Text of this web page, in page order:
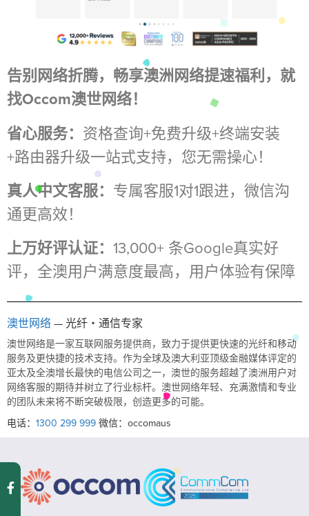
告别网络折腾，畅享澳洲网络提速福利，就
找Occom澳世网络！
省心服务： 资格查询+免费升级+终端安装
+路由器升级一站式支持，您无需操心！
真人中文客服： 专属客服1对1跟进，微信沟
通更高效！
上万好评认证： 13,000+ 条Google真实好
评，全澳用户满意度最高，用户体验有保障
澳世网络— 光纤・通信专家
澳世网络是一家互联网服务提供商，致力于提供更快速的光纤和移动
服务及更快捷的技术支持。作为全球及澳大利亚顶级金融媒体评定的
亚太及全澳增长最快的电信公司之一，澳世的服务超越了澳洲用户对
网络客服的期待并树立了行业标杆。澳世网络年轻、充满激情和专业
的团队未来将不断突破极限，创造更多的可能。
电话： 1300 299 999 微信：occomaus